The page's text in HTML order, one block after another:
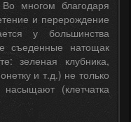
многом благодаря
и перерождение
у большинства
съеденные натощак
зеленая клубника,
и т.д.) не только
(клетчатка